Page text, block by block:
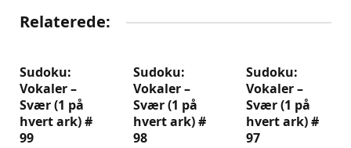
Relaterede:
Sudoku:
Vokaler –
Svær (1 på
hvert ark) #
99
Sudoku:
Vokaler –
Svær (1 på
hvert ark) #
98
Sudoku:
Vokaler –
Svær (1 på
hvert ark) #
97